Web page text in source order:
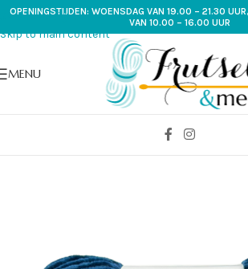
Skip to navigation
Skip to main content
OPENINGSTIJDEN: WOENSDAG VAN 19.00 – 21.30
VAN 10.00 – 16.00 UUR
MENU